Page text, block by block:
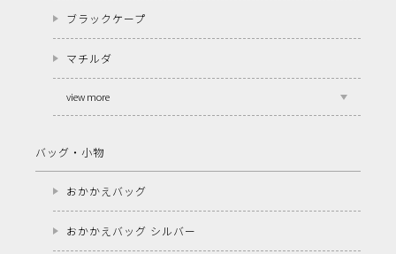
ブラックケープ
マチルダ
view more
バッグ・小物
おかかえバッグ
おかかえバッグ シルバー